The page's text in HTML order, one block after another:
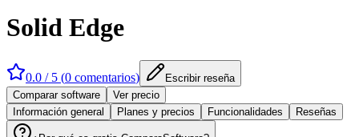
Solid Edge
0.0 / 5 (0 comentarios)
Escribir reseña
Comparar software
Ver precio
Información general
Planes y precios Funcionalidades Reseñas